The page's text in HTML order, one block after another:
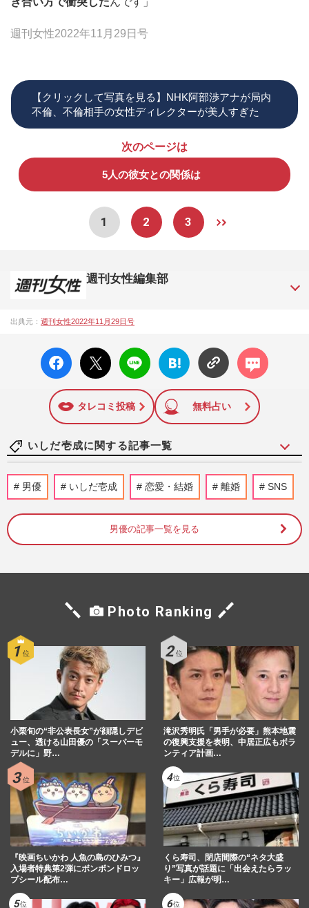
週刊女性2022年11月29日号
【クリックして写真を見る】NHK阿部渉アナが局内
不倫、不倫相手の女性ディレクターが美人すぎた
次のページは
5人の彼女との関係は
1 2 3
週刊女性編集部
シップや事件、皇室の話題、感動ドキュメント、美容・健
12日号で「眞子さま嫁ぎ先の“義母”が抱える400万円超の“借金
トラブル”」報道をスクープ。この一報から約2か月後、宮内庁
は結婚延期を発表。同記事は2018年の「編集者が選ぶ雑誌ジ
ャーナリズム賞」大賞を受賞した。毎週火曜日発売。
出典元： 週刊女性2022年11月29日号
facebo
ok い
X ポス
ト
LINE
はてな
ブック
に追加
コメン
ト
タレコミ投稿 無料占い
いしだ壱成に関する記事一覧
『テレ東音楽祭』いしだ壱成×観月あり
さ“戦友”2ショットに『ひとつ屋根の下』
週刊女性PRIME 2026/6/30
伝えた「次はないよ」の“最後通告”と、か
週刊女性2025年6月24日号
続々デビューでメディアを賑わす「2世タ
レント」の“逸材トップ3”、生き残りに必
要なのは「物語と個性」
週刊女性2025年1月1日号 2024/12/22
いしだ壱成、フサフサ若返りショットを披
露するも“大ヒットドラマ”タグ付けに「虚
しくならないのかな」
週刊女性PRIME 2024/12/19
いしだ壱成「衣食住全部面倒を見てくれ
て」献身的彼女エピソードに「時代錯誤」
「ただのヒモ」ツッコミ続出
週刊女性PRIME 2024/10/2
男優 いしだ壱成 恋愛・結婚 離婚 SNS
男優の記事一覧を見る
Photo Ranking
小栗旬の“非公表長女”が顔隠しデビ
ュー、透ける山田優の「スーパーモ
デルに」野…
滝沢秀明氏「男手が必要」熊本地震
の復興支援を表明、中居正広もボラ
ンティア計画…
『映画ちいかわ 人魚の島のひみつ』
入場者特典第2弾にボンボンドロッ
プシール配布…
くら寿司、閉店間際の“ネタ大盛
り”写真が話題に「出会えたらラッ
キー」広報が明…